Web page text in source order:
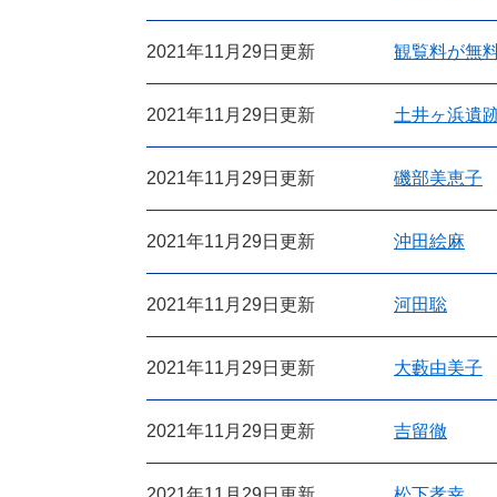
2021年11月29日更新 観覧料が無
2021年11月29日更新 土井ヶ浜遺
2021年11月29日更新 磯部美恵子
2021年11月29日更新 沖田絵麻
2021年11月29日更新 河田聡
2021年11月29日更新 大藪由美子
2021年11月29日更新 吉留徹